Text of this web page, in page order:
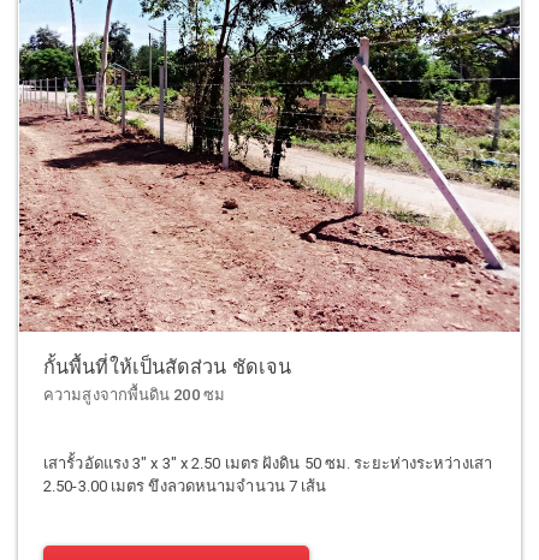
กั้นพื้นที่ให้เป็นสัดส่วน ชัดเจน
ความสูงจากพื้นดิน 200 ซม
เสารั้วอัดแรง 3" x 3" x 2.50 เมตร ฝังดิน 50 ซม. ระยะห่างระหว่างเสา
2.50-3.00 เมตร ขึงลวดหนามจำนวน 7 เส้น